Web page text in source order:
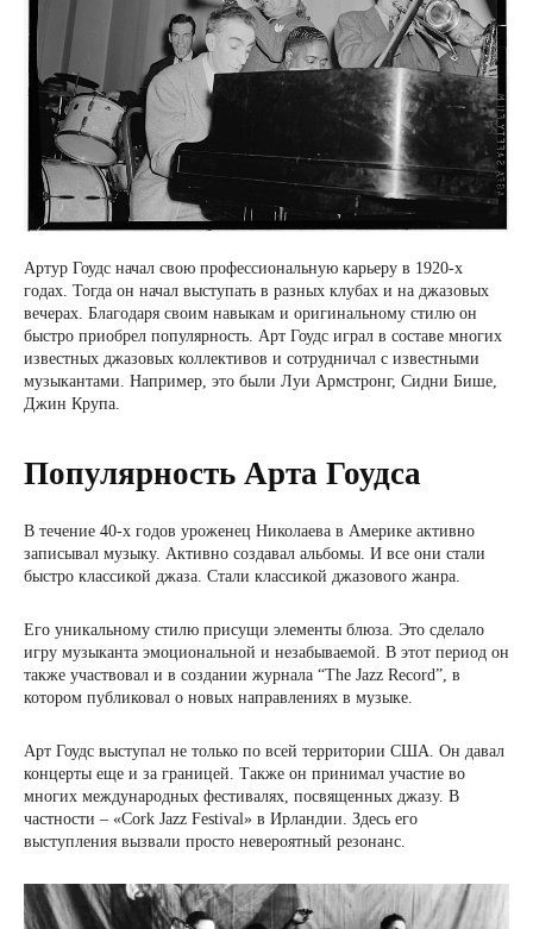
Артур Гоудс начал свою профессиональную карьеру в 1920-х
годах. Тогда он начал выступать в разных клубах и на джазовых
вечерах. Благодаря своим навыкам и оригинальному стилю он
быстро приобрел популярность. Арт Гоудс играл в составе многих
известных джазовых коллективов и сотрудничал с известными
музыкантами. Например, это были Луи Армстронг, Сидни Бише,
Джин Крупа.
Популярность Арта Гоудса
В течение 40-х годов уроженец Николаева в Америке активно
записывал музыку. Активно создавал альбомы. И все они стали
быстро классикой джаза. Стали классикой джазового жанра.
Его уникальному стилю присущи элементы блюза. Это сделало
игру музыканта эмоциональной и незабываемой. В этот период он
также участвовал и в создании журнала “The Jazz Record”, в
котором публиковал о новых направлениях в музыке.
Арт Гоудс выступал не только по всей территории США. Он давал
концерты еще и за границей. Также он принимал участие во
многих международных фестивалях, посвященных джазу. В
частности – «Cork Jazz Festival» в Ирландии. Здесь его
выступления вызвали просто невероятный резонанс.